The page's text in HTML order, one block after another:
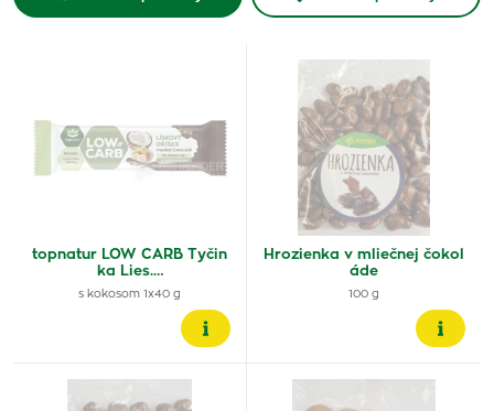
topnatur LOW CARB Tyčin
ka Lies.…
s kokosom 1x40 g
Hrozienka v mliečnej čokol
áde
100 g